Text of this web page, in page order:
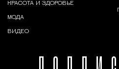
КРАСОТА И ЗДОРОВЬЕ
МОДА
ВИДЕО